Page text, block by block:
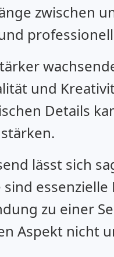
zwischen
und
Details
lässt sich
sind
zu einer
Aspekt nicht